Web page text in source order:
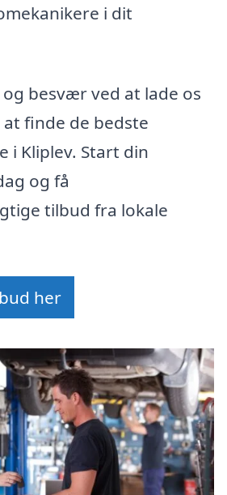
i dit
besvær ved at lade os
finde de bedste
i Kliplev. Start din
og få
tilbud fra lokale
her